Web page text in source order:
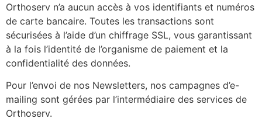
Orthoserv n’a aucun accès à vos identifiants et numéros
de carte bancaire. Toutes les transactions sont
sécurisées à l’aide d’un chiffrage SSL, vous garantissant
à la fois l’identité de l’organisme de paiement et la
confidentialité des données.
Pour l’envoi de nos Newsletters, nos campagnes d’e-
mailing sont gérées par l’intermédiaire des services de
Orthoserv.